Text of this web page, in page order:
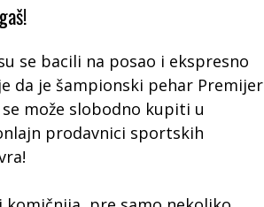
se bacili na posao i ekspresno
da je šampionski pehar Premijer
može slobodno kupiti u
prodavnici sportskih